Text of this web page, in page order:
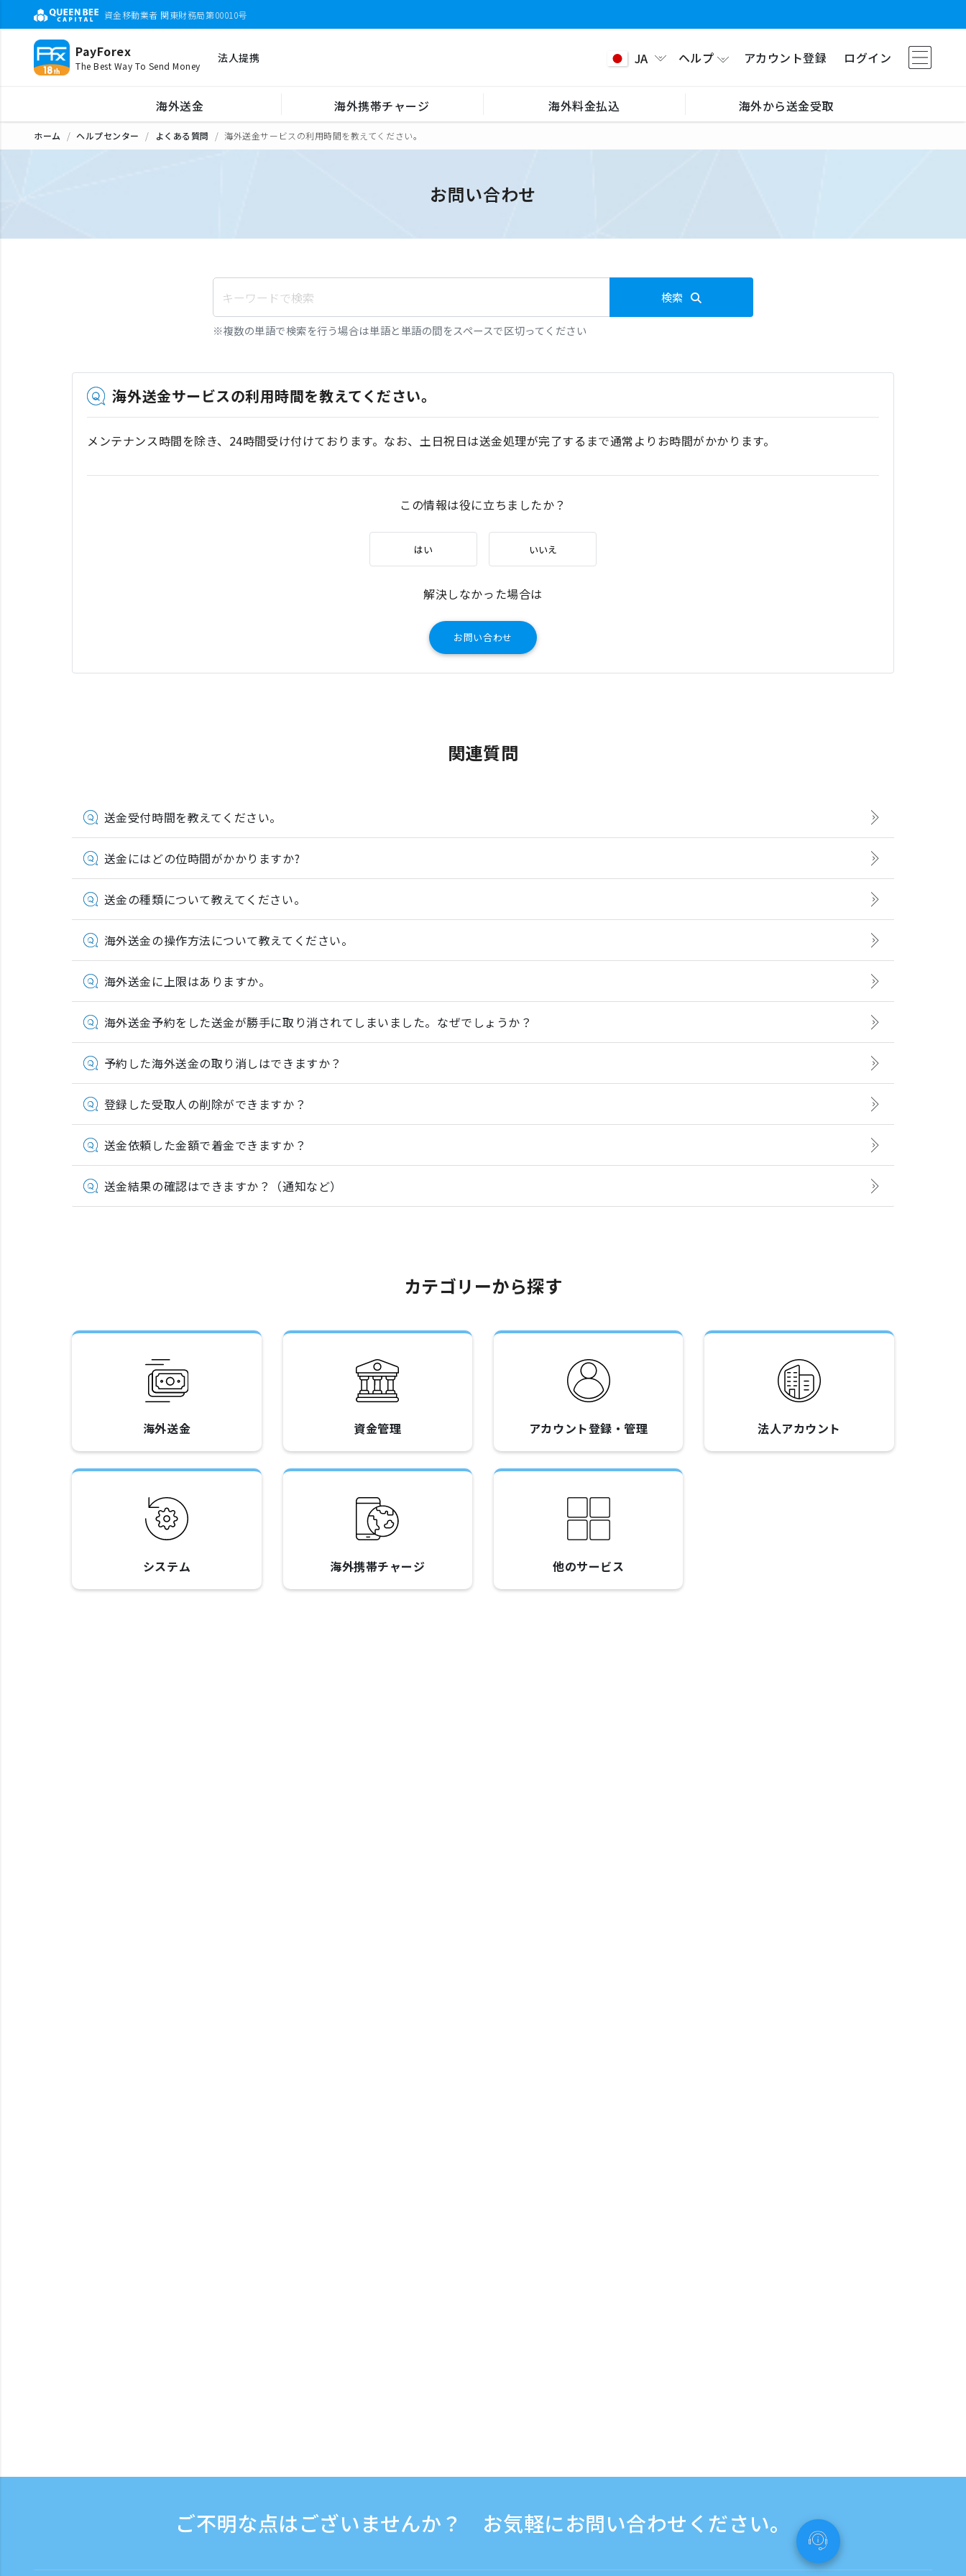
資金移動業者 関東財務局第00010号
PayForex
The Best Way To Send Money
法人提携 JA ヘルプ アカウント登録 ログイン
海外送金 海外携帯チャージ 海外料金払込 海外から送金受取
ホーム ヘルプセンター よくある質問 海外送金サービスの利用時間を教えてください。
お問い合わせ
検索
※複数の単語で検索を行う場合は単語と単語の間をスペースで区切ってください
海外送金サービスの利用時間を教えてください。
メンテナンス時間を除き、24時間受け付けております。なお、土日祝日は送金処理が完了するまで通常よりお時間がかかります。
この情報は役に立ちましたか？
はい いいえ
解決しなかった場合は
お問い合わせ
関連質問
送金受付時間を教えてください。
送金にはどの位時間がかかりますか?
送金の種類について教えてください。
海外送金の操作方法について教えてください。
海外送金に上限はありますか。
海外送金予約をした送金が勝手に取り消されてしまいました。なぜでしょうか？
予約した海外送金の取り消しはできますか？
登録した受取人の削除ができますか？
送金依頼した金額で着金できますか？
送金結果の確認はできますか？（通知など）
カテゴリーから探す
海外送金 資金管理 アカウント登録・管理 法人アカウント
システム 海外携帯チャージ 他のサービス
ご不明な点はございませんか？ お気軽にお問い合わせください。